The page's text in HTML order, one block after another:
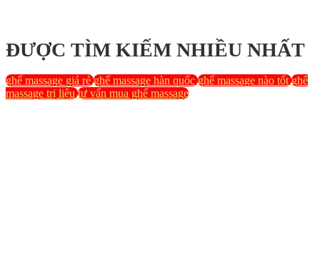
ĐƯỢC TÌM KIẾM NHIỀU NHẤT
ghế massage giá rẻ ghế massage hàn quốc ghế massage nào tốt ghế
massage trị liệu tư vấn mua ghế massage